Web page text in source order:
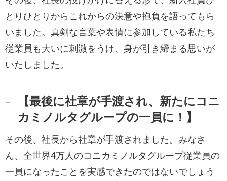
とりひとりからこれからの決意や抱負を語ってもら
いました。真剣な言葉や表情に参加している私たち
従業員も大いに刺激をうけ、身が引き締まる思いが
いたしました。
【最後に社章が手渡され、新たにコニ
カミノルタグループの一員に！】
その後、社長から社章が手渡されました。みなさ
ん、全世界4万人のコニカミノルタグループ従業員の
一員になったことを実感できたのではないでしょう